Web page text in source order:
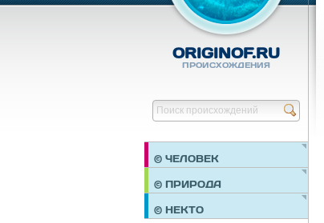
ORIGINOF.RU
ПРОИСХОЖДЕНИЯ
© ЧЕЛОВЕК
ПРАЗДНИКИ
ОБЩЕСТВО
© ПРИРОДА
© НЕКТО